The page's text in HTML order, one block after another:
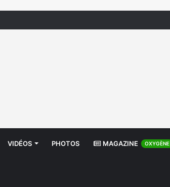
منظّمة تدعو
VIDÉOS PHOTOS MAGAZINE OXYGÈNE